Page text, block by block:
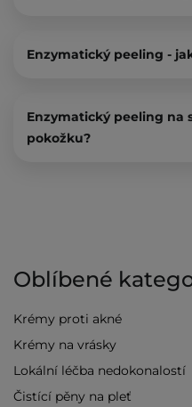
Enzymatický peeling -
Enzymatický peeling na
pokožku?
Oblíbené
Krémy proti akné
Krémy na vrásky
Lokální léčba nedokonalostí
Čistící pěny na pleť